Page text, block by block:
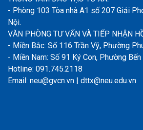
- Phòng 103 Tòa nhà A1 số 207 Giải
Nội.
VĂN PHÒNG TƯ VẤN VÀ TIẾP NHẬN
- Miền Bắc: Số 116 Trần Vỹ, Phường
- Miền Nam: Số 91 Ký Con, Phường Bến
Hotline: 091.745.2118
Email: neu@gvcn.vn | dttx@neu.edu.vn